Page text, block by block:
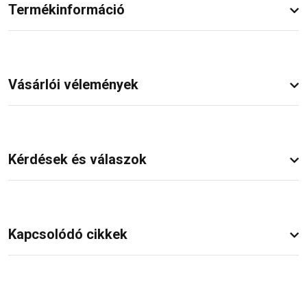
Termékinformáció
Vásárlói vélemények
Kérdések és válaszok
Kapcsolódó cikkek